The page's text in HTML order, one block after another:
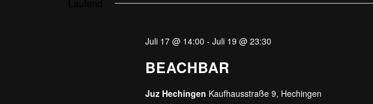
Juli 17 @ 14:00 -Juli 19 @ 23:30
BEACHBAR
Juz Hechingen Kaufhausstraße 9, Hechingen